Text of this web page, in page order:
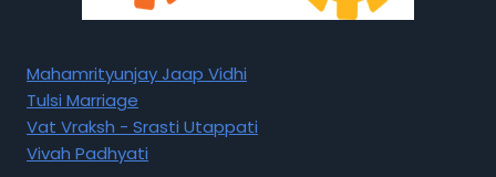
Mahamrityunjay Jaap Vidhi
Tulsi Marriage
Vat Vraksh - Srasti Utappati
Vivah Padhyati